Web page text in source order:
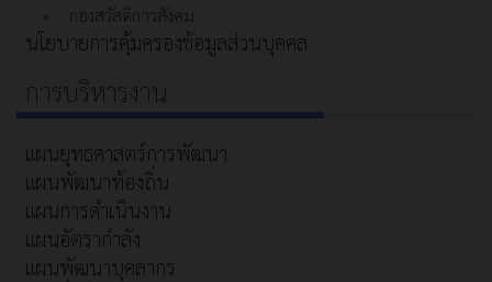
กองสวัสดิการสังคม
นโยบายการคุ้มครองข้อมูลส่วนบุคคล
การบริหารงาน
แผนยุทธศาสตร์การพัฒนา
แผนพัฒนาท้องถิ่น
แผนการดำเนินงาน
แผนอัตรากำลัง
แผนพัฒนาบุคลากร